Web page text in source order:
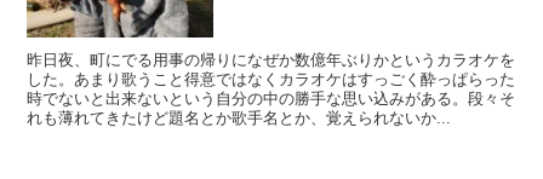
昨日夜、町にでる用事の帰りになぜか数億年ぶりかというカラオケを
した。あまり歌うこと得意ではなくカラオケはすっごく酔っぱらった
時でないと出来ないという自分の中の勝手な思い込みがある。段々そ
れも薄れてきたけど題名とか歌手名とか、覚えられないか...